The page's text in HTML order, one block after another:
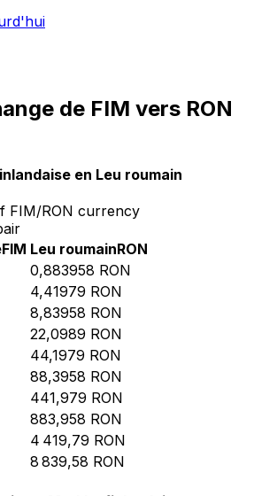
de FIM vers RON
en Leu roumain
FIM/RON currency
FIM Leu roumainRON
0,883958 RON
4,41979 RON
8,83958 RON
22,0989 RON
44,1979 RON
88,3958 RON
441,979 RON
883,958 RON
4 419,79 RON
8 839,58 RON